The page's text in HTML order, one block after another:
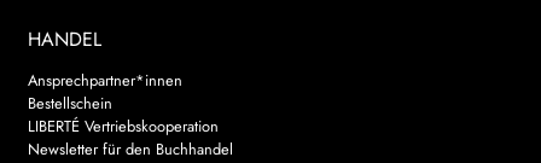
HANDEL
Ansprechpartner*innen
Bestellschein
LIBERTÉ Vertriebskooperation
Newsletter für den Buchhandel